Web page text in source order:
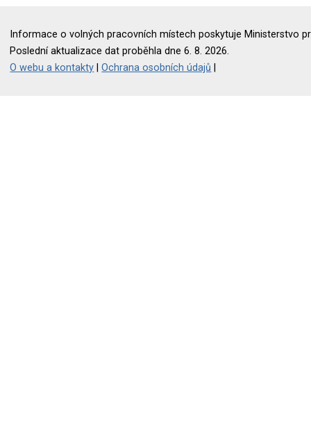
Informace o volných pracovních místech poskytuje Ministerstvo
Poslední aktualizace dat proběhla dne 6. 8. 2026.
O webu a kontakty |Ochrana osobních údajů